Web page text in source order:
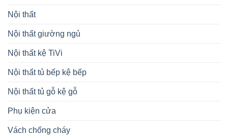
Nội thất
Nội thất giường ngủ
Nội thất kệ TiVi
Nội thất tủ bếp kệ bếp
Nội thất tủ gỗ kệ gỗ
Phụ kiện cửa
Vách chống cháy